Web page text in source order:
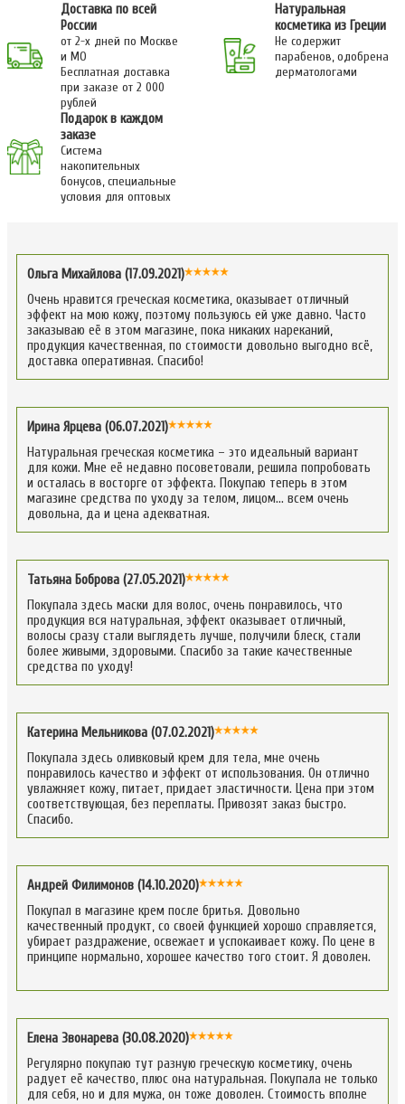
Доставка по всей
России
от 2-х дней по Москве
и МО
Бесплатная доставка
при заказе от 2 000
рублей
Натуральная
косметика из Греции
Не содержит
парабенов, одобрена
дерматологами
Подарок в каждом
заказе
Система
накопительных
бонусов, специальные
условия для оптовых
Ольга Михайлова (17.09.2021)
Очень нравится греческая косметика, оказывает отличный
эффект на мою кожу, поэтому пользуюсь ей уже давно. Часто
заказываю её в этом магазине, пока никаких нареканий,
продукция качественная, по стоимости довольно выгодно всё,
доставка оперативная. Спасибо!
Ирина Ярцева (06.07.2021)
Натуральная греческая косметика – это идеальный вариант
для кожи. Мне её недавно посоветовали, решила попробовать
и осталась в восторге от эффекта. Покупаю теперь в этом
магазине средства по уходу за телом, лицом… всем очень
довольна, да и цена адекватная.
Татьяна Боброва (27.05.2021)
Покупала здесь маски для волос, очень понравилось, что
продукция вся натуральная, эффект оказывает отличный,
волосы сразу стали выглядеть лучше, получили блеск, стали
более живыми, здоровыми. Спасибо за такие качественные
средства по уходу!
Катерина Мельникова (07.02.2021)
Покупала здесь оливковый крем для тела, мне очень
понравилось качество и эффект от использования. Он отлично
увлажняет кожу, питает, придает эластичности. Цена при этом
соответствующая, без переплаты. Привозят заказ быстро.
Спасибо.
Андрей Филимонов (14.10.2020)
Покупал в магазине крем после бритья. Довольно
качественный продукт, со своей функцией хорошо справляется,
убирает раздражение, освежает и успокаивает кожу. По цене в
принципе нормально, хорошее качество того стоит. Я доволен.
Елена Звонарева (30.08.2020)
Регулярно покупаю тут разную греческую косметику, очень
радует её качество, плюс она натуральная. Покупала не только
для себя, но и для мужа, он тоже доволен. Стоимость вполне